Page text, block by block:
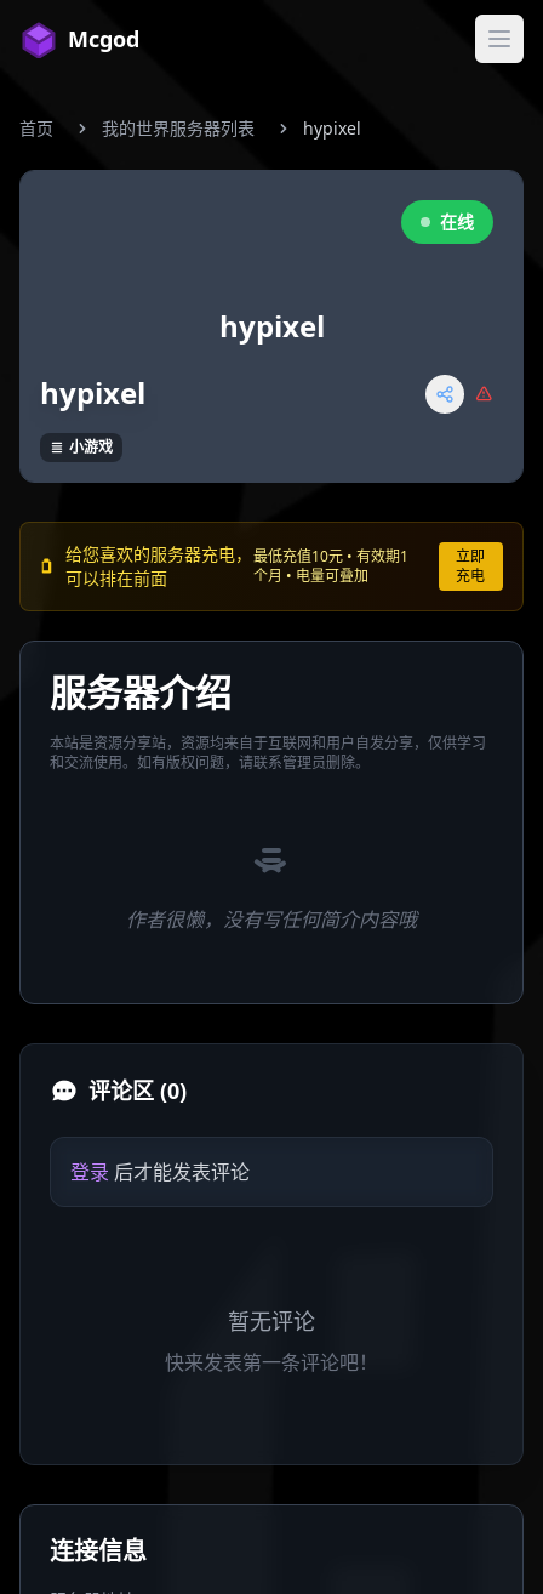
Mcgod 打开
首页 我的世界服务器列表 hypixel
hypixel
在线
hypixel
小游戏
给您喜欢的服务器充电，
可以排在前面
最低充值10元 • 有效期1
个月 • 电量可叠加
立即
充电
服务器介绍
本站是资源分享站，资源均来自于互联网和用户自发分享，仅供学习
和交流使用。如有版权问题，请联系管理员删除。
作者很懒，没有写任何简介内容哦
评论区 (0)
登录 后才能发表评论
暂无评论
快来发表第一条评论吧！
连接信息